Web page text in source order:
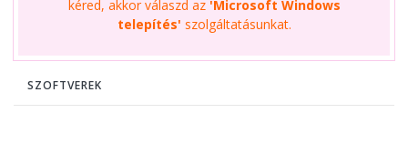
kéred, akkor válaszd az 'Microsoft Windows
telepítés' szolgáltatásunkat.
SZOFTVEREK